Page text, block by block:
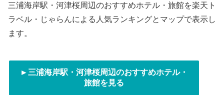
三浦海岸駅・河津桜周辺のおすすめホテル・旅館を楽天ト
ラベル・じゃらんによる人気ランキングとマップで表示し
ます。
►三浦海岸駅・河津桜周辺のおすすめホテル・
旅館を見る